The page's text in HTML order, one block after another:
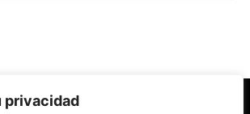
privacidad